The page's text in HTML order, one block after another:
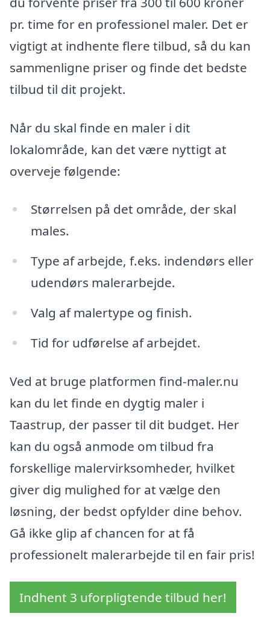
pr. time for en professionel maler. Det er
vigtigt at indhente flere tilbud, så du kan
sammenligne priser og finde det bedste
tilbud til dit projekt.
Når du skal finde en maler i dit
lokalområde, kan det være nyttigt at
overveje følgende:
Størrelsen på det område, der skal
males.
Type af arbejde, f.eks. indendørs eller
udendørs malerarbejde.
Valg af malertype og finish.
Tid for udførelse af arbejdet.
Ved at bruge platformen find-maler.nu
kan du let finde en dygtig maler i
Taastrup, der passer til dit budget. Her
kan du også anmode om tilbud fra
forskellige malervirksomheder, hvilket
giver dig mulighed for at vælge den
løsning, der bedst opfylder dine behov.
Gå ikke glip af chancen for at få
professionelt malerarbejde til en fair pris!
Indhent 3 uforpligtende tilbud her!